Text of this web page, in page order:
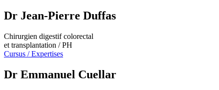
Dr Jean-Pierre Duffas
Chirurgien digestif colorectal
et transplantation / PH
Cursus / Expertises
Dr Emmanuel Cuellar